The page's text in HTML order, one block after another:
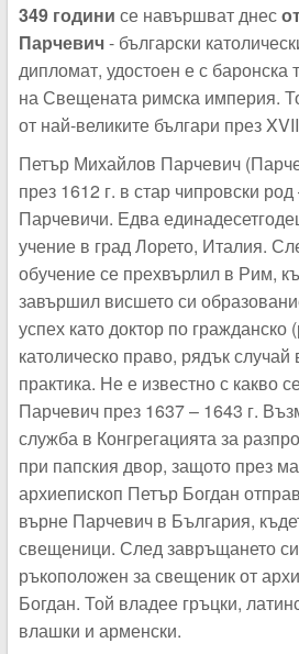
349 години се навършват днес
Парчевич- български
дипломат, удостоен е с баронска
на Свещената римска империя.
от най-великите българи през
Петър Михайлов Парчевич
през 1612 г. в стар чипровски
Парчевичи. Едва
учение в град Лорето, Италия.
обучение се прехвърлил в Рим,
завършил висшето си
успех като доктор по гражданско
католическо право, рядък случай
практика. Не е известно с какво
Парчевич през 1637 – 1643 г.
служба в Конгрегацията за
при папския двор, защото през
архиепископ Петър Богдан
върне Парчевич в България,
свещеници. След завръщането
ръкоположен за свещеник от
Богдан. Той владее гръцки,
влашки и арменски.